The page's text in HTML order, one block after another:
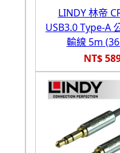
LINDY 林帝
USB3.0 Type-A
輸線 5m
NT$